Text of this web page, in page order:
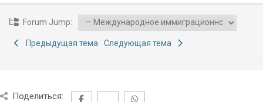
Forum Jump:
Предыдущая тема Следующая тема
Поделиться: